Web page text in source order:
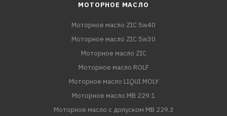
МОТОРНОЕ МАСЛО
Моторное масло ZIC 5w40
Моторное масло ZIC 5w30
Моторное масло ZIC
Моторное масло ROLF
Моторное масло LIQUI MOLY
Моторное масло MB 229.1
Моторное масло с допуском MB 229.3